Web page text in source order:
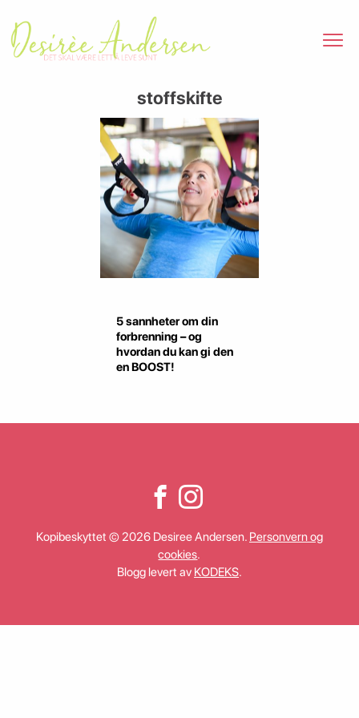
stoffskifte
5 sannheter om din
forbrenning – og
hvordan du kan gi den
en BOOST!
Kopibeskyttet © 2026 Desiree Andersen. Personvern og
cookies.
Blogg levert av KODEKS.